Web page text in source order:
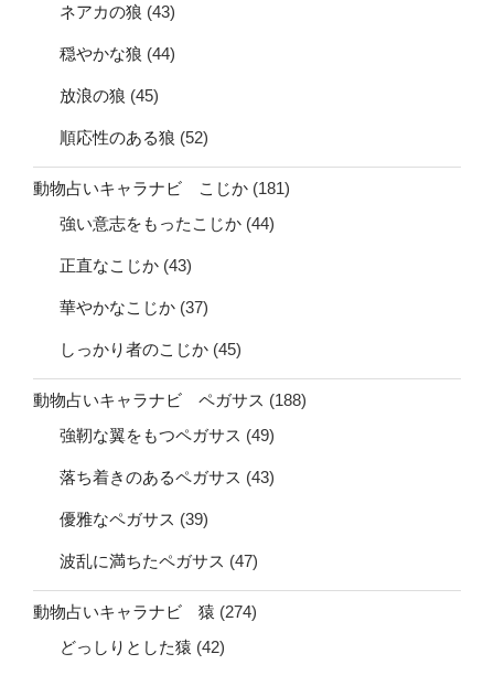
ネアカの狼 (43)
穏やかな狼 (44)
放浪の狼 (45)
順応性のある狼 (52)
動物占いキャラナビ こじか (181)
強い意志をもったこじか (44)
正直なこじか (43)
華やかなこじか (37)
しっかり者のこじか (45)
動物占いキャラナビ ペガサス (188)
強靭な翼をもつペガサス (49)
落ち着きのあるペガサス (43)
優雅なペガサス (39)
波乱に満ちたペガサス (47)
動物占いキャラナビ 猿 (274)
どっしりとした猿 (42)